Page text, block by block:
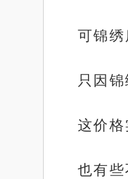
可锦
只因
这价
也有些